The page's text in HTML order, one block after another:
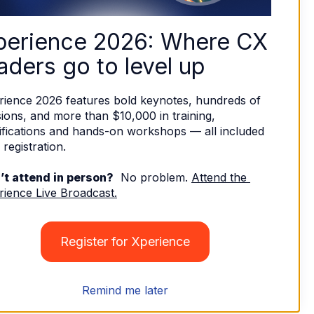
2026: Where CX
go to level up
2026 features bold keynotes, hundreds of
and more than $10,000 in training,
and hands-on workshops — all included
registration.
attend in person?
  No problem.
Attend the
Live Broadcast.
Register for Xperience
Remind me later